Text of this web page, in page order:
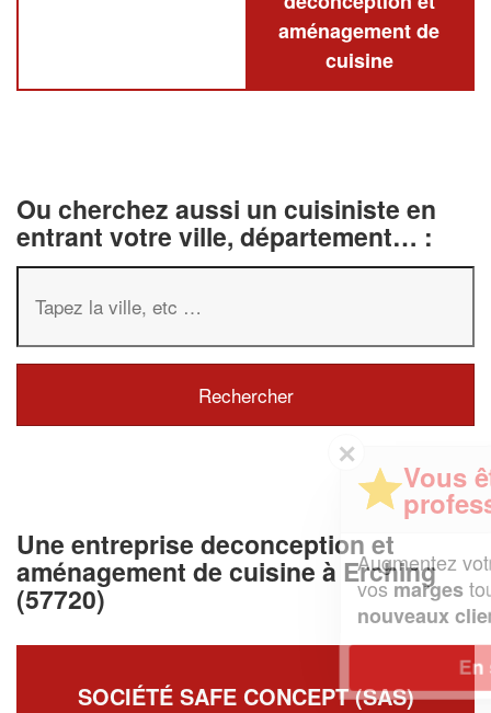
aménagement de
cuisine
Ou cherchez aussi un cuisiniste en
entrant votre ville, département… :
Une entreprise deconception et
aménagement de cuisine à Erching
(57720)
SOCIÉTÉ SAFE CONCEPT (SAS)
professionnel ?
Augmentez votrechiffre d'affaireset
vosmargestout en gagnant de